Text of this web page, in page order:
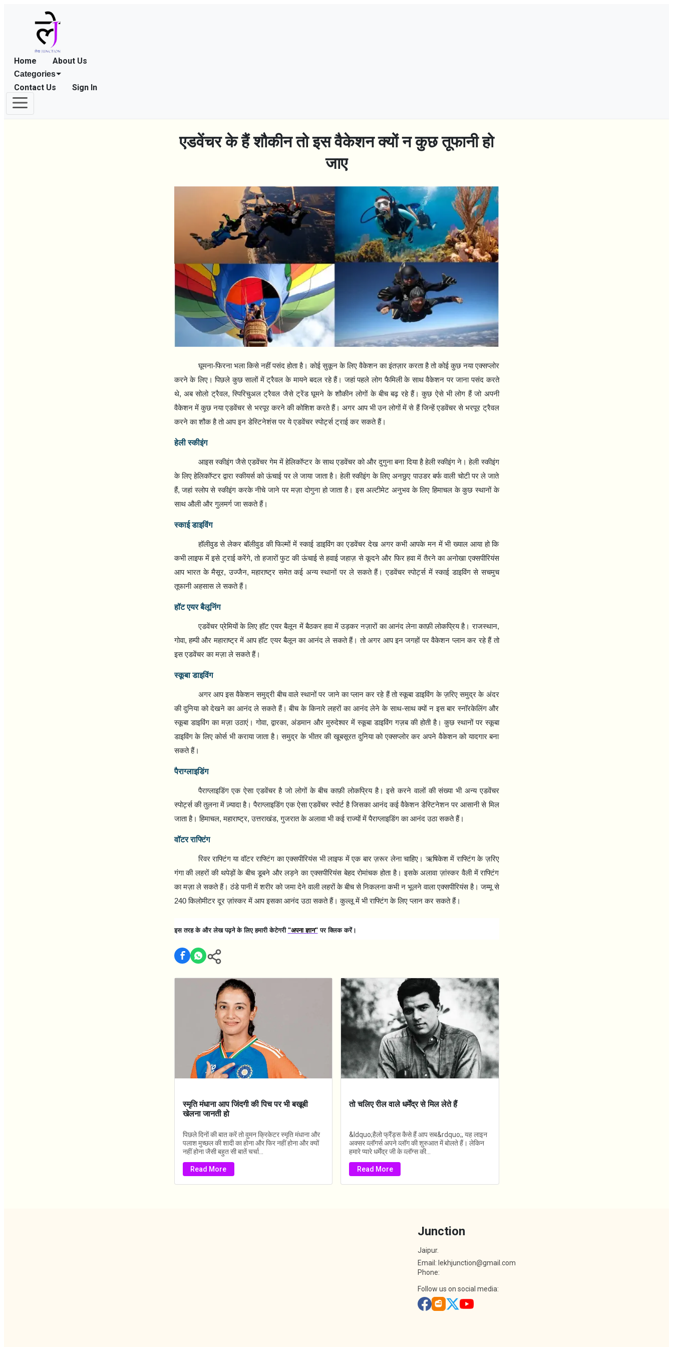
Home About Us
Categories
Contact Us Sign In
एडवेंचर के हैं शौकीन तो इस वैकेशन क्यों न कुछ तूफानी हो
जाए
घूमना-फिरना भला किसे नहीं पसंद होता है। कोई सुकून के लिए वैकेशन का इंतज़ार करता है तो कोई कुछ नया एक्सप्लोर
करने के लिए। पिछले कुछ सालों में ट्रैवल के मायने बदल रहे हैं। जहां पहले लोग फैमिली के साथ वैकेशन पर जाना पसंद करते
थे, अब सोलो ट्रैवल,स्पिरिचुअल ट्रैवल जैसे ट्रेंड घूमने के शौकीन लोगों के बीच बढ़ रहे हैं। कुछ ऐसे भी लोग हैं जो अपनी
वैकेशन में कुछ नया एडवेंचर से भरपूर करने की कोशिश करते हैं। अगर आप भी उन लोगों में से हैं जिन्हें एडवेंचर से भरपूर ट्रैवल
करने का शौक है तो आप इन डेस्टिनेशंस पर ये एडवेंचर स्पोर्ट्स ट्राई कर सकते हैं।
हेली स्कीइंग
आइस स्कीइंग जैसे एडवेंचर गेम में हेलिकॉप्टर के साथ एडवेंचर को और दुगुना बना दिया है हेली स्कीइंग ने। हेली स्कीइंग
के लिए हेलिकॉप्टर द्वारा स्कीयर्स को ऊंचाई पर ले जाया जाता है। हेली स्कीइंग के लिए अनछुए पाउडर बर्फ वाली चोटी पर ले जाते
हैं,जहां स्लोप से स्कीइंग करके नीचे जाने पर मज़ा दोगुना हो जाता है। इस अल्टीमेट अनुभव के लिए हिमाचल के कुछ स्थानों के
साथ औली और गुलमर्ग जा सकते हैं।
स्काई डाइविंग
हॉलीवुड से लेकर बॉलीवुड की फिल्मों में स्काई डाइविंग का एडवेंचर देख अगर कभी आपके मन में भी ख्याल आया हो कि
कभी लाइफ में इसे ट्राई करेंगे,तो हजारों फुट की ऊंचाई से हवाई जहाज़ से कूदने और फिर हवा में तैरने का अनोखा एक्सपीरियंस
आप भारत के मैसूर,उज्जैन,महाराष्ट्र समेत कई अन्य स्थानों पर ले सकते हैं। एडवेंचर स्पोर्ट्स में स्काई डाइविंग से सचमुच
तूफानी अहसास ले सकते हैं।
हॉट एयर बैलूनिंग
एडवेंचर प्रेमियों के लिए हॉट एयर बैलून में बैठकर हवा में उड़कर नज़ारों का आनंद लेना काफ़ी लोकप्रिय है। राजस्थान,
गोवा,हम्पी और महाराष्ट्र में आप हॉट एयर बैलून का आनंद ले सकते हैं। तो अगर आप इन जगहों पर वैकेशन प्लान कर रहे हैं तो
इस एडवेंचर का मज़ा ले सकते हैं।
स्कूबा डाइविंग
अगर आप इस वैकेशन समुद्री बीच वाले स्थानों पर जाने का प्लान कर रहे हैं तो स्कूबा डाइविंग के ज़रिए समुद्र के अंदर
की दुनिया को देखने का आनंद ले सकते हैं। बीच के किनारे लहरों का आनंद लेने के साथ-साथ क्यों न इस बार स्नॉरकेलिंग और
स्कूबा डाइविंग का मज़ा उठाएं। गोवा,द्वारका, अंडमान और मुरुदेश्वर में स्कूबा डाइविंग गज़ब की होती है। कुछ स्थानों पर स्कूबा
डाइविंग के लिए कोर्स भी कराया जाता है। समुद्र के भीतर की खूबसूरत दुनिया को एक्सप्लोर कर अपने वैकेशन को यादगार बना
सकते हैं।
पैराग्लाइडिंग
पैराग्लाइडिंग एक ऐसा एडवेंचर है जो लोगों के बीच काफ़ी लोकप्रिय है। इसे करने वालों की संख्या भी अन्य एडवेंचर
स्पोर्ट्स की तुलना में ज़्यादा है। पैराग्लाइडिंग एक ऐसा एडवेंचर स्पोर्ट है जिसका आनंद कई वैकेशन डेस्टिनेशन पर आसानी से मिल
जाता है। हिमाचल,महाराष्ट्र,उत्तराखंड,गुजरात के अलावा भी कई राज्यों में पैराग्लाइडिंग का आनंद उठा सकते हैं।
वॉटर राफ्टिंग
रिवर राफ्टिंग या वॉटर राफ्टिंग का एक्सपीरियंस भी लाइफ में एक बार ज़रूर लेना चाहिए। ऋषिकेश में राफ्टिंग के ज़रिए
गंगा की लहरों की थपेड़ों के बीच डूबने और लड़ने का एक्सपीरियंस बेहद रोमांचक होता है। इसके अलावा ज़ांस्कर वैली में राफ्टिंग
का मज़ा ले सकते हैं। ठंडे पानी में शरीर को जमा देने वाली लहरों के बीच से निकलना कभी न भूलने वाला एक्सपीरियंस है। जम्मू से
240किलोमीटर दूर ज़ांस्कर में आप इसका आनंद उठा सकते हैं। कुल्लू में भी राफ्टिंग के लिए प्लान कर सकते हैं।
इस तरह के और लेख पढ़ने के लिए हमारी केटेगरी "अपना ज्ञान" पर क्लिक करें।
स्मृति मंधाना आप जिंदगी की पिच पर भी बखूबी
खेलना जानती हो
पिछले दिनों की बात करें तो वुमन क्रिकेटर स्मृति मंधाना और
पलाश मुच्छल की शादी का होना और फिर नहीं होना और क्यों
नहीं होना जैसी बहुत सी बातें चर्चा...
Read More
तो चलिए रील वाले धर्मेंद्र से मिल लेते हैं
&ldquo;हैलो फ्रैंड्स कैसे हैं आप सब&rdquo;, यह लाइन
अक्सर व्लॉगर्स अपने व्लॉग की शुरुआत में बोलते हैं। लेकिन
हमारे प्यारे धर्मेंद्र जी के व्लॉग्स की...
Read More
Junction
Jaipur.
Email: lekhjunction@gmail.com
Phone:
Follow us on social media: